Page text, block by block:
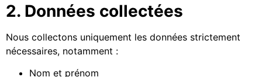
2. Données collectées
Nous collectons uniquement les données strictement
nécessaires, notamment :
Nom et prénom